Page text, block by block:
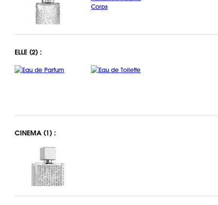
ELLE (2) :
CINEMA (1) :